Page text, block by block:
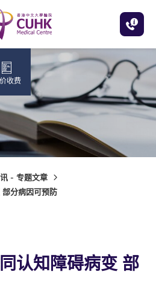
收费
- 专题文章
分病因可预防
认知障碍病变 部